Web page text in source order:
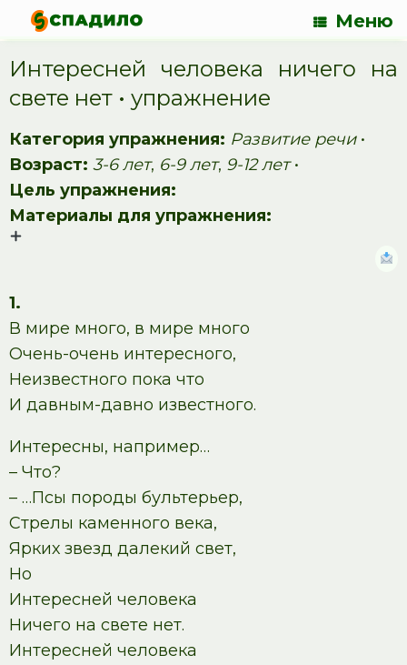
Меню
Интересней человека ничего на
свете нет • упражнение
Категория упражнения: Развитие речи•
Возраст: 3-6 лет, 6-9 лет, 9-12 лет•
Цель упражнения:
Материалы для упражнения:
1.
В мире много, в мире много
Очень-очень интересного,
Неизвестного пока что
И давным-давно известного.
Интересны, например…
– Что?
– …Псы породы бультерьер,
Стрелы каменного века,
Ярких звезд далекий свет,
Но
Интересней человека
Ничего на свете нет.
Интересней человека